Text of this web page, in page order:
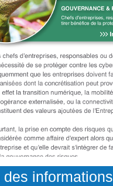
informations